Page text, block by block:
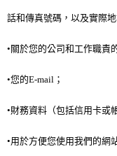
話和傳真號碼，以及實際地
•關於您的公司和工作職責
•您的E-mail；
•財務資料（包括信用卡或
•用於方便您使用我們的網
找設計師
如何使用點一點
我要裝潢
裝潢計算機
案例分享
類型
居家
面積
人氣推薦
設計好手
設計專欄